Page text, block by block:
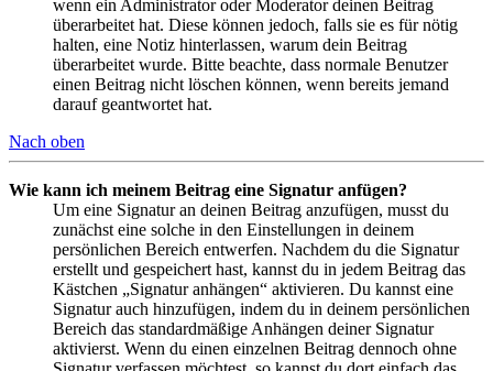
wenn ein Administrator oder Moderator deinen Beitrag
überarbeitet hat. Diese können jedoch, falls sie es für nötig
halten, eine Notiz hinterlassen, warum dein Beitrag
überarbeitet wurde. Bitte beachte, dass normale Benutzer
einen Beitrag nicht löschen können, wenn bereits jemand
darauf geantwortet hat.
Nach oben
Wie kann ich meinem Beitrag eine Signatur anfügen?
Um eine Signatur an deinen Beitrag anzufügen, musst du
zunächst eine solche in den Einstellungen in deinem
persönlichen Bereich entwerfen. Nachdem du die Signatur
erstellt und gespeichert hast, kannst du in jedem Beitrag das
Kästchen „Signatur anhängen“ aktivieren. Du kannst eine
Signatur auch hinzufügen, indem du in deinem persönlichen
Bereich das standardmäßige Anhängen deiner Signatur
aktivierst. Wenn du einen einzelnen Beitrag dennoch ohne